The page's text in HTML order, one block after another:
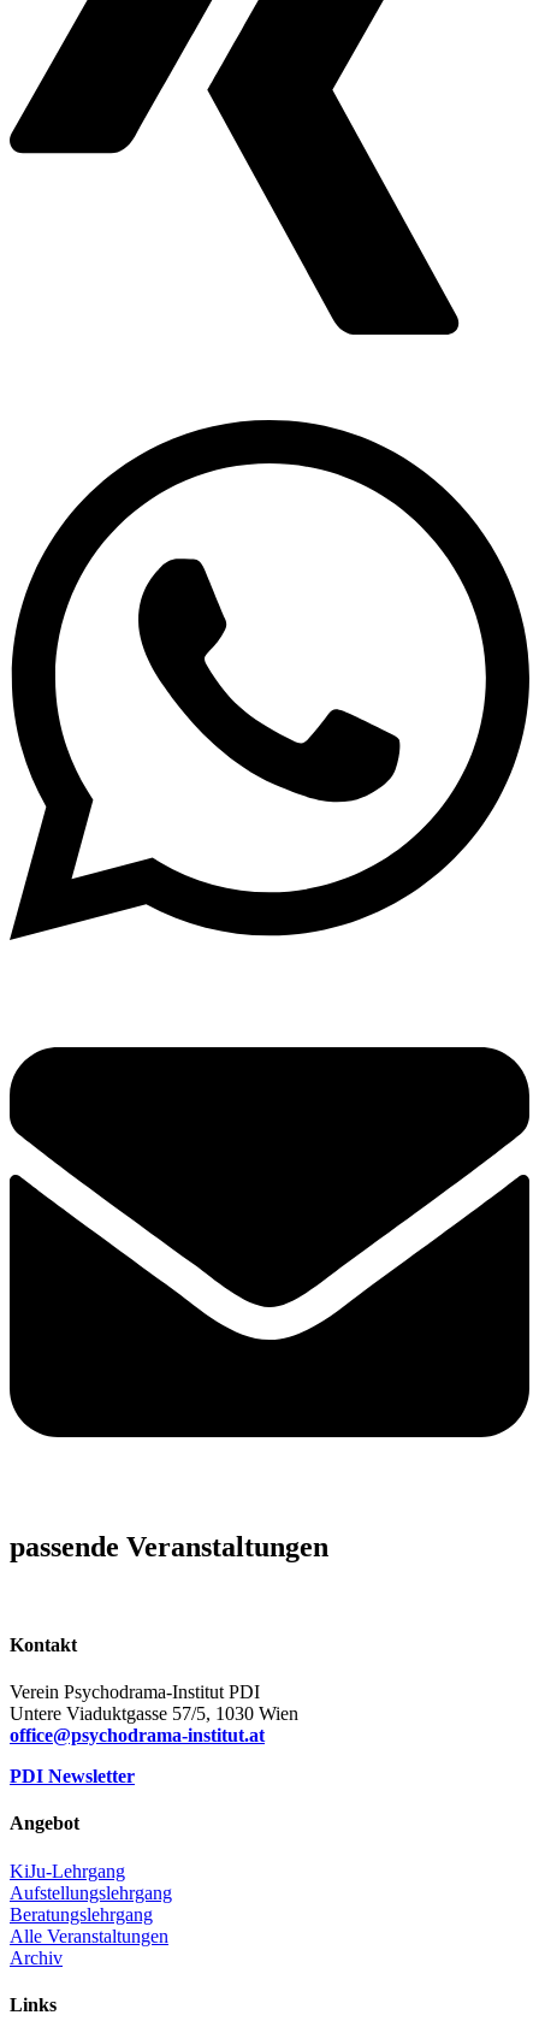
passende Veranstaltungen
Kontakt
Verein Psychodrama-Institut PDI
Untere Viaduktgasse 57/5, 1030 Wien
office@psychodrama-institut.at
PDI Newsletter
Angebot
KiJu-Lehrgang
Aufstellungslehrgang
Beratungslehrgang
Alle Veranstaltungen
Archiv
Links